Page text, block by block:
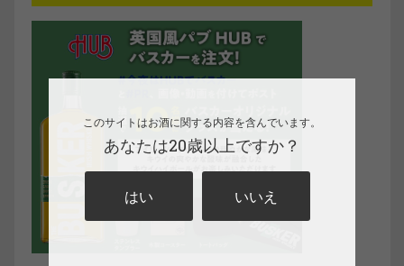
このサイトはお酒に関する内容を含んでいます。
あなたは20歳以上ですか？
はい いいえ